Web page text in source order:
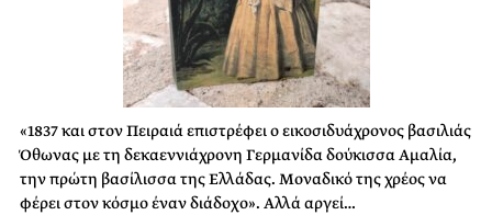
«1837 και στον Πειραιά επιστρέφει ο εικοσιδυάχρονος βασιλιάς
Όθωνας με τη δεκαεννιάχρονη Γερμανίδα δούκισσα Αμαλία,
την πρώτη βασίλισσα της Ελλάδας. Μοναδικό της χρέος να
φέρει στον κόσμο έναν διάδοχο». Αλλά αργεί…